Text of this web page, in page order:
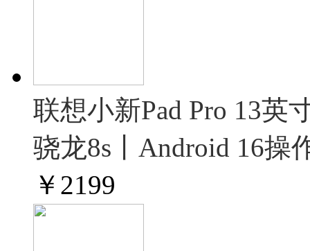
联想小新Pad Pro 13
骁龙8s丨Android 16操
￥ 2199